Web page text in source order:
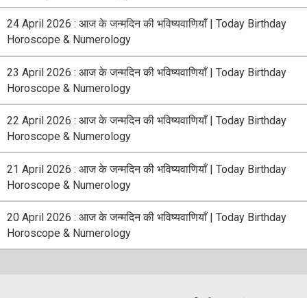
24 April 2026 : आज के जन्मदिन की भविष्यवाणियाँ | Today Birthday
Horoscope & Numerology
23 April 2026 : आज के जन्मदिन की भविष्यवाणियाँ | Today Birthday
Horoscope & Numerology
22 April 2026 : आज के जन्मदिन की भविष्यवाणियाँ | Today Birthday
Horoscope & Numerology
21 April 2026 : आज के जन्मदिन की भविष्यवाणियाँ | Today Birthday
Horoscope & Numerology
20 April 2026 : आज के जन्मदिन की भविष्यवाणियाँ | Today Birthday
Horoscope & Numerology